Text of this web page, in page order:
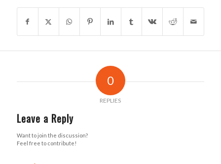
0
REPLIES
Leave a Reply
Want to join the discussion?
Feel free to contribute!